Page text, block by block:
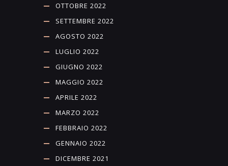
OTTOBRE 2022
SETTEMBRE 2022
AGOSTO 2022
LUGLIO 2022
GIUGNO 2022
MAGGIO 2022
APRILE 2022
MARZO 2022
FEBBRAIO 2022
GENNAIO 2022
DICEMBRE 2021